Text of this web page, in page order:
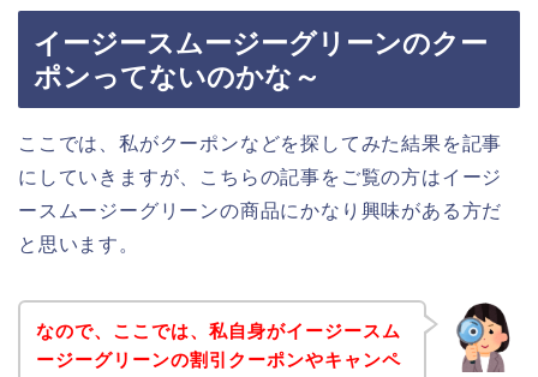
イージースムージーグリーンのクー
ポンってないのかな～
ここでは、私がクーポンなどを探してみた結果を記事
にしていきますが、こちらの記事をご覧の方はイージ
ースムージーグリーンの商品にかなり興味がある方だ
と思います。
なので、ここでは、私自身がイージースム
ージーグリーンの割引クーポンやキャンペ